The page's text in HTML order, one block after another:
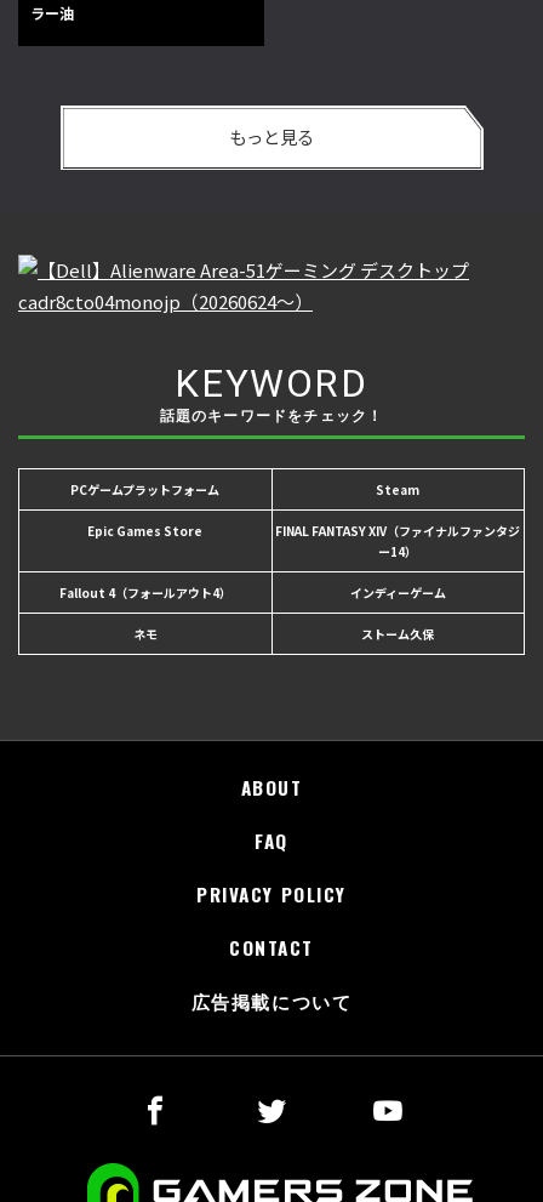
ラー油
もっと見る
KEYWORD
話題のキーワードをチェック！
PCゲームプラットフォーム Steam
Epic Games Store
FINAL FANTASY XIV（ファイナルファンタジ
ー14）
Fallout 4（フォールアウト4） インディーゲーム
ネモ ストーム久保
ABOUT
FAQ
PRIVACY POLICY
CONTACT
広告掲載について